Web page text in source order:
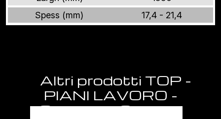
Spess (mm)
17,4 - 21,4
Altri prodotti TOP -
PIANI LAVORO -
SEMILAVORATI